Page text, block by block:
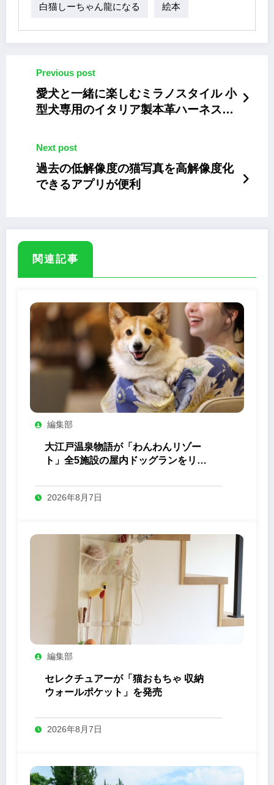
白猫しーちゃん龍になる 絵本
Previous post
愛犬と一緒に楽しむミラノスタイル 小
型犬専用のイタリア製本革ハーネス
Next post
過去の低解像度の猫写真を高解像度化
できるアプリが便利
関連記事
編集部
大江戸温泉物語が「わんわんリゾー
ト」全5施設の屋内ドッグランをリニ
2026年8月7日
編集部
セレクチュアーが「猫おもちゃ 収納
ウォールポケット」を発売
2026年8月7日